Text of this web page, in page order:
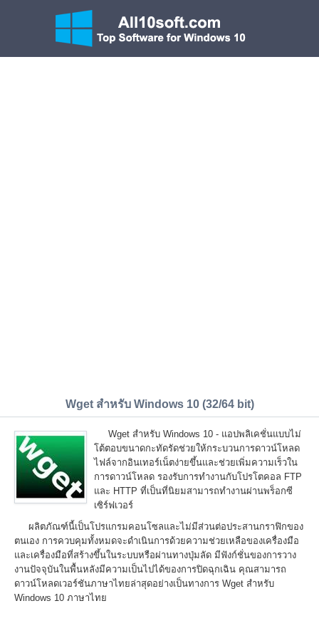
Wget สำหรับ Windows 10 (32/64 bit)
Wget สำหรับ Windows 10 - แอปพลิเคชั่นแบบไม่
โต้ตอบขนาดกะทัดรัดช่วยให้กระบวนการดาวน์โหลด
ไฟล์จากอินเทอร์เน็ตง่ายขึ้นและช่วยเพิ่มความเร็วใน
การดาวน์โหลด รองรับการทำงานกับโปรโตคอล FTP
และ HTTP ที่เป็นที่นิยมสามารถทำงานผ่านพร็อกซี
เซิร์ฟเวอร์
ผลิตภัณฑ์นี้เป็นโปรแกรมคอนโซลและไม่มีส่วนต่อประสานกราฟิกของ
ตนเอง การควบคุมทั้งหมดจะดำเนินการด้วยความช่วยเหลือของเครื่องมือ
และเครื่องมือที่สร้างขึ้นในระบบหรือผ่านทางปุ่มลัด มีฟังก์ชั่นของการวาง
งานปัจจุบันในพื้นหลังมีความเป็นไปได้ของการปิดฉุกเฉิน คุณสามารถ
ดาวน์โหลดเวอร์ชันภาษาไทยล่าสุดอย่างเป็นทางการ Wget สำหรับ
Windows 10 ภาษาไทย